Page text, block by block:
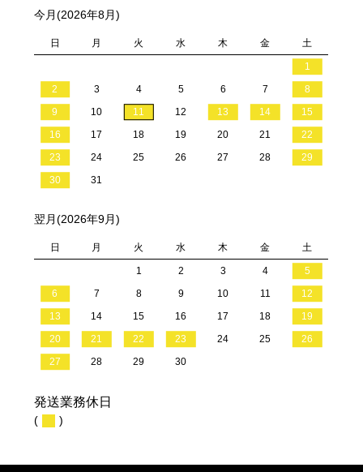
今月(2026年8月)
日 月 火 水 木 金 土
1
2
3 4 5 6 7
8
9
10 11 12 13 14
15
16
17 18 19 20 21
22
23
24 25 26 27 28
29
30
31
翌月(2026年9月)
日 月 火 水 木 金 土
1 2 3 4
5
6
7 8 9 10 11
12
13
14 15 16 17 18
19
20
21 22 23 24 25
26
27
28 29 30
発送業務休日
( )